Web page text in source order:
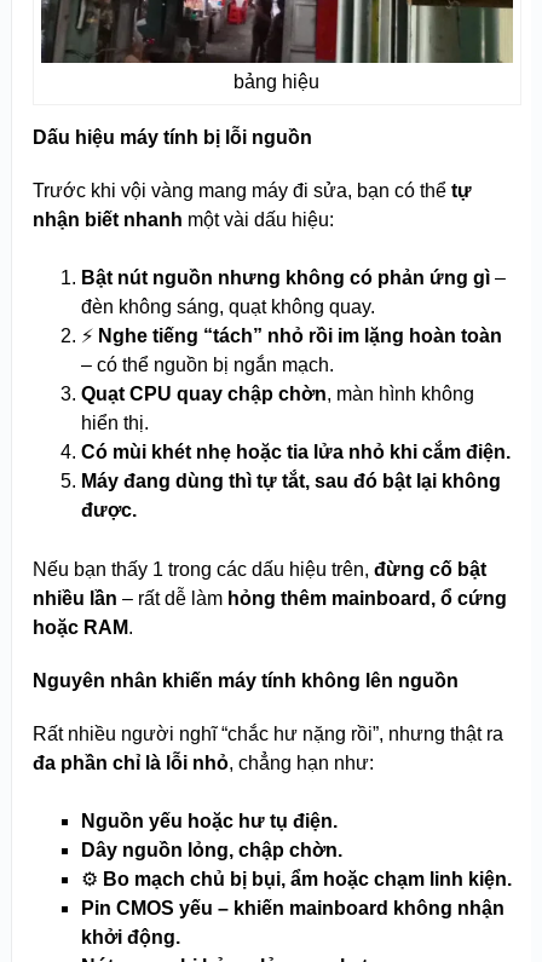
bảng hiệu
Dấu hiệu máy tính bị lỗi nguồn
Trước khi vội vàng mang máy đi sửa, bạn có thể tự
nhận biết nhanh một vài dấu hiệu:
Bật nút nguồn nhưng không có phản ứng gì–
đèn không sáng, quạt không quay.
⚡ Nghe tiếng “tách” nhỏ rồi im lặng hoàn toàn
– có thể nguồn bị ngắn mạch.
Quạt CPU quay chập chờn, màn hình không
hiển thị.
Có mùi khét nhẹ hoặc tia lửa nhỏ khi cắm điện.
Máy đang dùng thì tự tắt, sau đó bật lại không
được.
Nếu bạn thấy 1 trong các dấu hiệu trên, đừng cố bật
nhiều lần – rất dễ làm hỏng thêm mainboard, ổ cứng
hoặc RAM.
Nguyên nhân khiến máy tính không lên nguồn
Rất nhiều người nghĩ “chắc hư nặng rồi”, nhưng thật ra
đa phần chỉ là lỗi nhỏ, chẳng hạn như:
Nguồn yếu hoặc hư tụ điện.
Dây nguồn lỏng, chập chờn.
⚙️ Bo mạch chủ bị bụi, ẩm hoặc chạm linh kiện.
Pin CMOS yếu – khiến mainboard không nhận
khởi động.